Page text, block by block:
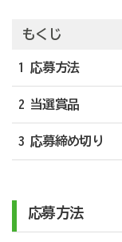
もくじ
1 応募方法
2 当選賞品
3 応募締め切り
応募方法